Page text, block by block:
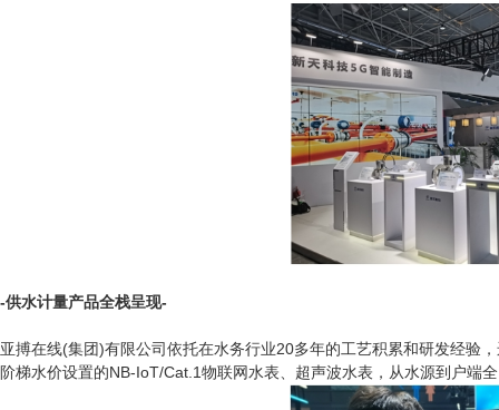
-供水计量产品全栈呈现-
亚搏在线(集团)有限公司依托在水务行业20多年的工艺积累和研发经验
阶梯水价设置的NB-IoT/Cat.1物联网水表、超声波水表，从水源到户端